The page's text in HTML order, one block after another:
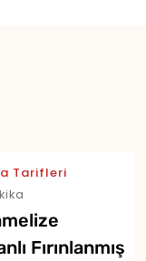
Tarifleri
Fırınlanmış